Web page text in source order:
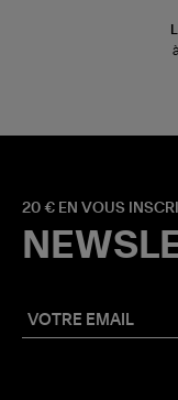
20 € EN VOUS